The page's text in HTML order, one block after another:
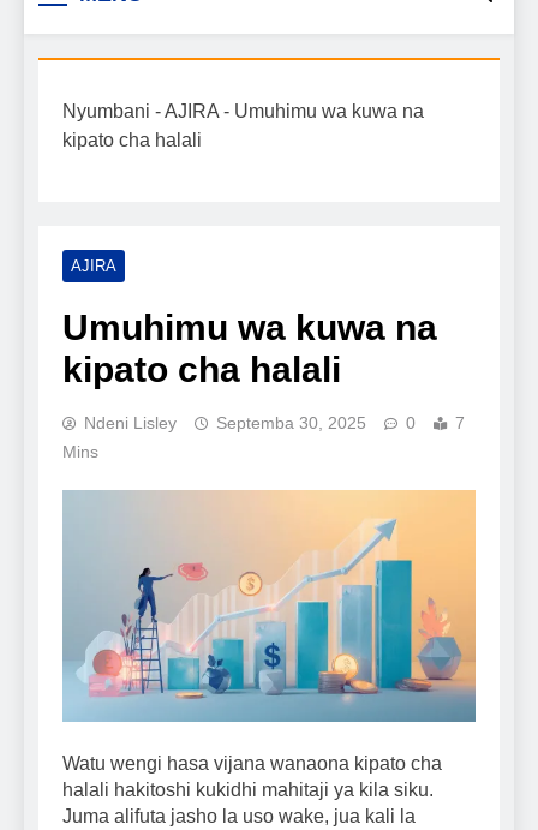
Tanzania
kilimo, mitindo, na burudani kwa Kiswahili,
mafanikio yako.
Nyumbani -AJIRA - Umuhimu wa kuwa na
kipato cha halali
AJIRA
Umuhimu wa kuwa na
kipato cha halali
Ndeni Lisley Septemba 30, 2025 0
7
Mins
Watu wengi hasa vijana wanaona kipato cha
halali hakitoshi kukidhi mahitaji ya kila siku.
Juma alifuta jasho la uso wake, jua kali la